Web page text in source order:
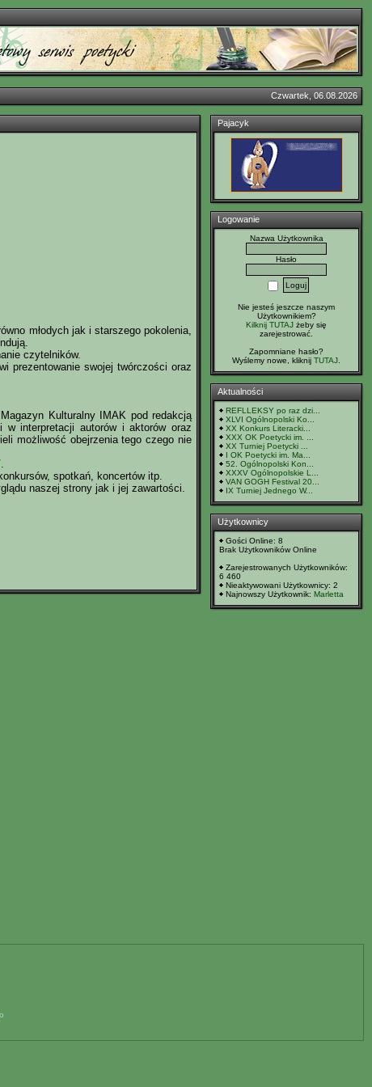
Czwartek, 06.08.2026
młodych jak i starszego pokolenia,
czytelników.
prezentowanie swojej twórczości oraz
Kulturalny IMAK pod redakcją
w interpretacji autorów i aktorów oraz
możliwość obejrzenia tego czego nie
.
spotkań, koncertów itp.
naszej strony jak i jej zawartości.
Pajacyk
Logowanie
Nazwa Użytkownika
Hasło
Nie jesteś jeszcze naszym
Użytkownikiem?
Kilknij TUTAJ żeby się
zarejestrować.
Zapomniane hasło?
Wyślemy nowe, kliknij TUTAJ
Aktualności
REFLLEKSY po raz dzi...
XLVI Ogólnopolski Ko...
XX Konkurs Literacki...
XXX OK Poetycki im. ...
XX Turniej Poetycki ...
I OK Poetycki im. Ma...
52. Ogólnopolski Kon...
XXXV Ogólnopolskie L...
VAN GOGH Festival 20...
IX Turniej Jednego W...
Użytkownicy
Gości Online: 8
Brak Użytkowników Online
Zarejestrowanych Użytkowników:
6 460
Nieaktywowani Użytkownicy: 2
Najnowszy Użytkownik: Marletta